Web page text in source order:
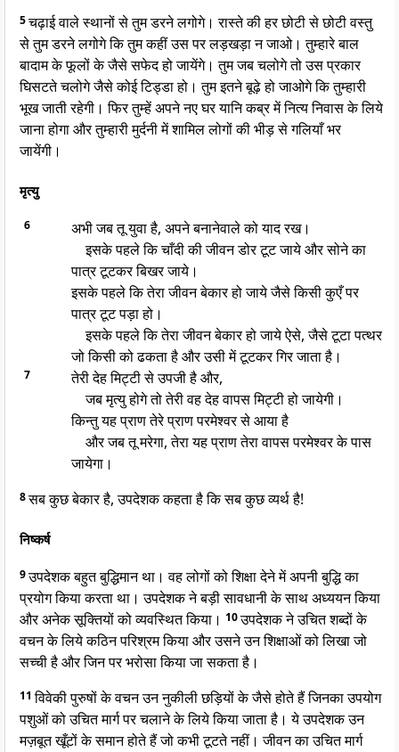
5चढ़ाई वाले स्थानों से तुम डरने लगोगे। रास्ते की हर छोटी से छोटी वस्तु
से तुम डरने लगोगे कि तुम कहीं उस पर लड़खड़ा न जाओ। तुम्हारे बाल
बादाम के फूलों के जैसे सफेद हो जायेंगे। तुम जब चलोगे तो उस प्रकार
घिसटते चलोगे जैसे कोई टिड्डा हो। तुम इतने बूढ़े हो जाओगे कि तुम्हारी
भूख जाती रहेगी। फिर तुम्हें अपने नए घर यानि कब्र में नित्य निवास के लिये
जाना होगा और तुम्हारी मुर्दनी में शामिल लोगों की भीड़ से गलियाँ भर
जायेंगी।
मृत्यु
6
अभी जब तू युवा है, अपने बनानेवाले को याद रख।
इसके पहले कि चाँदी की जीवन डोर टूट जाये और सोने का
पात्र टूटकर बिखर जाये।
इसके पहले कि तेरा जीवन बेकार हो जाये जैसे किसी कुएँ पर
पात्र टूट पड़ा हो।
इसके पहले कि तेरा जीवन बेकार हो जाये ऐसे, जैसे टूटा पत्थर
जो किसी को ढकता है और उसी में टूटकर गिर जाता है।
7
तेरी देह मिट्टी से उपजी है और,
जब मृत्यु होगे तो तेरी वह देह वापस मिट्टी हो जायेगी।
किन्तु यह प्राण तेरे प्राण परमेश्वर से आया है
और जब तू मरेगा, तेरा यह प्राण तेरा वापस परमेश्वर के पास
जायेगा।
8सब कुछ बेकार है, उपदेशक कहता है कि सब कुछ व्यर्थ है!
निष्कर्ष
9उपदेशक बहुत बुद्धिमान था। वह लोगों को शिक्षा देने में अपनी बुद्धि का
प्रयोग किया करता था। उपदेशक ने बड़ी सावधानी के साथ अध्ययन किया
और अनेक सूक्तियों को व्यवस्थित किया। 10उपदेशक ने उचित शब्दों के
वचन के लिये कठिन परिश्रम किया और उसने उन शिक्षाओं को लिखा जो
सच्ची है और जिन पर भरोसा किया जा सकता है।
11विवेकी पुरुषों के वचन उन नुकीली छड़ियों के जैसे होते हैं जिनका उपयोग
पशुओं को उचित मार्ग पर चलाने के लिये किया जाता है। ये उपदेशक उन
मज़बूत खूँटों के समान होते हैं जो कभी टूटते नहीं। जीवन का उचित मार्ग